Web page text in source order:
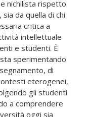
nichilista rispetto
da quella di chi
critica a
intellettuale
e studenti. È
sperimentando
di
eterogenei,
gli studenti
a comprendere
oggi sia